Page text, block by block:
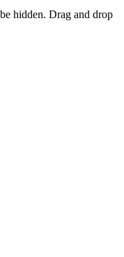
hidden. Drag and drop